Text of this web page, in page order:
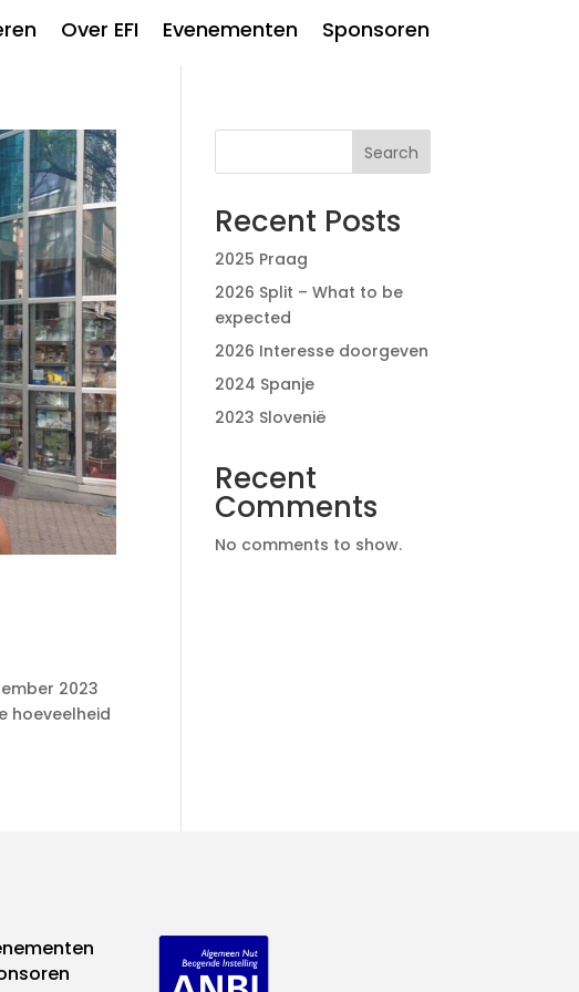
Over EFI Evenementen Sponsoren
2023
hoeveelheid
Search
Recent Posts
2025 Praag
2026 Split – What to be
expected
2026 Interesse doorgeven
2024 Spanje
2023 Slovenië
Recent
Comments
No comments to show.